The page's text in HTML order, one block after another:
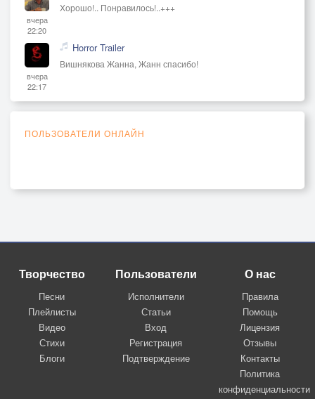
вчера
22:20
Хорошо!.. Понравилось!..+++
вчера
22:17
Horror Trailer
Вишнякова Жанна, Жанн спасибо!
ПОЛЬЗОВАТЕЛИ ОНЛАЙН
Творчество
Песни
Плейлисты
Видео
Стихи
Блоги
Пользователи
Исполнители
Статьи
Вход
Регистрация
Подтверждение
О нас
Правила
Помощь
Лицензия
Отзывы
Контакты
Политика
конфиденциальности